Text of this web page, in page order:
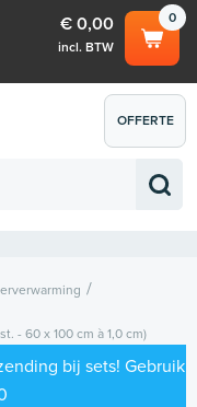
0
€ 0,00
incl. BTW
€ 0,00
OFFERTE
AANVRAGEN
- 60 x 100 cm à 1,0 cm)
bij sets! Gebruik